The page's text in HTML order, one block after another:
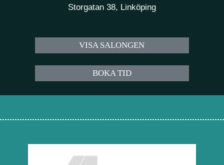
Storgatan 38, Linköping
VISA SALONGEN
BOKA TID